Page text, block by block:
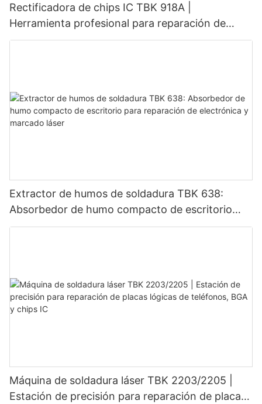
Rectificadora de chips IC TBK 918A |
Herramienta profesional para reparación de
placas base
Extractor de humos de soldadura TBK 638:
Absorbedor de humo compacto de escritorio
para reparación de electrónica y marcado láser
Máquina de soldadura láser TBK 2203/2205 |
Estación de precisión para reparación de placas